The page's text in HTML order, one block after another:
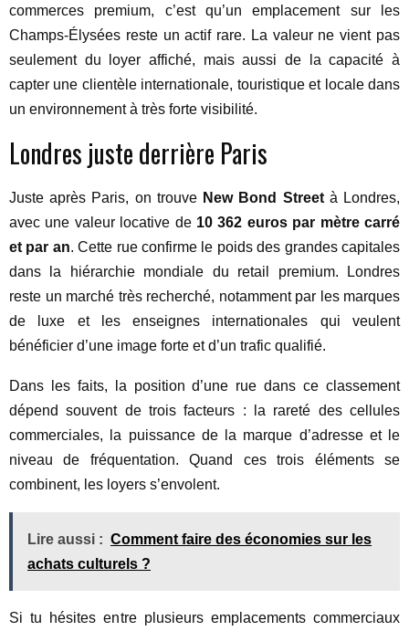
commerces premium, c’est qu’un emplacement sur les
Champs-Élysées reste un actif rare. La valeur ne vient pas
seulement du loyer affiché, mais aussi de la capacité à
capter une clientèle internationale, touristique et locale dans
un environnement à très forte visibilité.
Londres juste derrière Paris
Juste après Paris, on trouve New Bond Streetà Londres,
avec une valeur locative de 10 362 euros par mètre carré
et par an. Cette rue confirme le poids des grandes capitales
dans la hiérarchie mondiale du retail premium. Londres
reste un marché très recherché, notamment par les marques
de luxe et les enseignes internationales qui veulent
bénéficier d’une image forte et d’un trafic qualifié.
Dans les faits, la position d’une rue dans ce classement
dépend souvent de trois facteurs : la rareté des cellules
commerciales, la puissance de la marque d’adresse et le
niveau de fréquentation. Quand ces trois éléments se
combinent, les loyers s’envolent.
Lire aussi : Comment faire des économies sur les
achats culturels ?
Si tu hésites entre plusieurs emplacements commerciaux